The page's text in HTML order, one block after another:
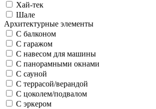
Хай-тек
Шале
Архитектурные элементы
С балконом
С гаражом
С навесом для машины
С панорамными окнами
С сауной
С террасой/верандой
С цоколем/подвалом
С эркером